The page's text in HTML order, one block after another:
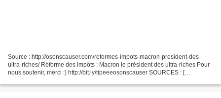
Source : http://osonscauser.com/reformes-impots-macron-president-des-
ultra-riches/ Réforme des impôts : Macron le président des ultra-riches Pour
nous soutenir, merci :) http://bit.ly/tipeeeosonscauser SOURCES : [